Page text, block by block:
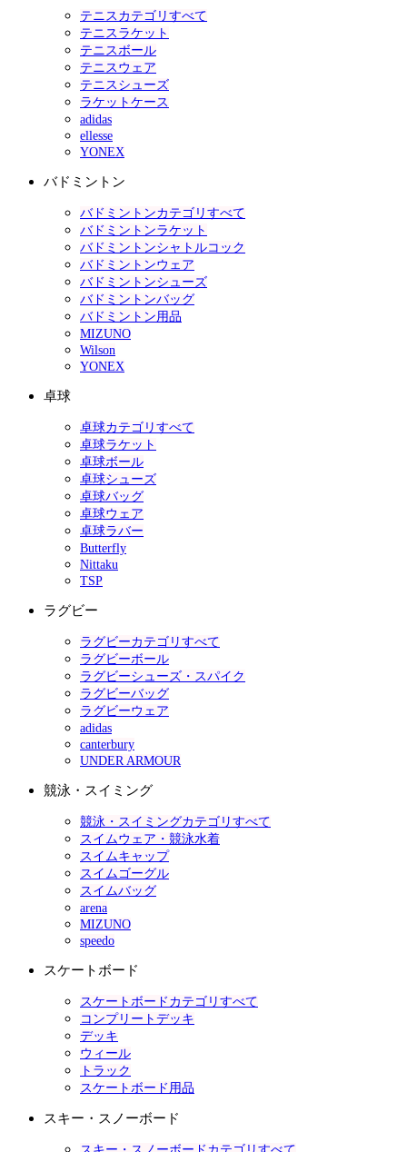
テニスカテゴリすべて
テニスラケット
テニスボール
テニスウェア
テニスシューズ
ラケットケース
adidas
ellesse
YONEX
バドミントン
バドミントンカテゴリすべて
バドミントンラケット
バドミントンシャトルコック
バドミントンウェア
バドミントンシューズ
バドミントンバッグ
バドミントン用品
MIZUNO
Wilson
YONEX
卓球
卓球カテゴリすべて
卓球ラケット
卓球ボール
卓球シューズ
卓球バッグ
卓球ウェア
卓球ラバー
Butterfly
Nittaku
TSP
ラグビー
ラグビーカテゴリすべて
ラグビーボール
ラグビーシューズ・スパイク
ラグビーバッグ
ラグビーウェア
adidas
canterbury
UNDER ARMOUR
競泳・スイミング
競泳・スイミングカテゴリすべて
スイムウェア・競泳水着
スイムキャップ
スイムゴーグル
スイムバッグ
arena
MIZUNO
speedo
スケートボード
スケートボードカテゴリすべて
コンプリートデッキ
デッキ
ウィール
トラック
スケートボード用品
スキー・スノーボード